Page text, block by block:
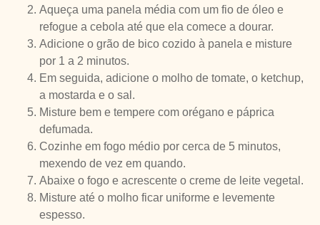
Aqueça uma panela média com um fio de óleo e
refogue a cebola até que ela comece a dourar.
Adicione o grão de bico cozido à panela e misture
por 1 a 2 minutos.
Em seguida, adicione o molho de tomate, o ketchup,
a mostarda e o sal.
Misture bem e tempere com orégano e páprica
defumada.
Cozinhe em fogo médio por cerca de 5 minutos,
mexendo de vez em quando.
Abaixe o fogo e acrescente o creme de leite vegetal.
Misture até o molho ficar uniforme e levemente
espesso.